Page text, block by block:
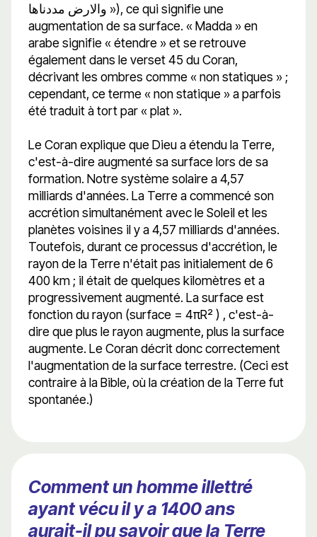
والارض مددناها »), ce qui signifie une
augmentation de sa surface. « Madda » en
arabe signifie « étendre » et se retrouve
également dans le verset 45 du Coran,
décrivant les ombres comme « non statiques » ;
cependant, ce terme « non statique » a parfois
été traduit à tort par « plat ».
Le Coran explique que Dieu a étendu la Terre,
c'est-à-dire augmenté sa surface lors de sa
formation. Notre système solaire a 4,57
milliards d'années. La Terre a commencé son
accrétion simultanément avec le Soleil et les
planètes voisines il y a 4,57 milliards d'années.
Toutefois, durant ce processus d'accrétion, le
rayon de la Terre n'était pas initialement de 6
400 km ; il était de quelques kilomètres et a
progressivement augmenté. La surface est
fonction du rayon (surface = 4πR² ) , c'est-à-
dire que plus le rayon augmente, plus la surface
augmente. Le Coran décrit donc correctement
l'augmentation de la surface terrestre. (Ceci est
contraire à la Bible, où la création de la Terre fut
spontanée.)
Comment un homme illettré
ayant vécu il y a 1400 ans
aurait-il pu savoir que la Terre